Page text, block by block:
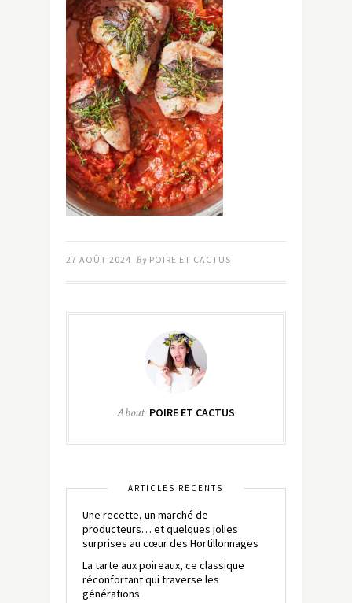
27 AOÛT 2024 By POIRE ET CACTUS
About POIRE ET CACTUS
ARTICLES RÉCENTS
Une recette, un marché de
producteurs… et quelques jolies
surprises au cœur des Hortillonnages
La tarte aux poireaux, ce classique
réconfortant qui traverse les
générations